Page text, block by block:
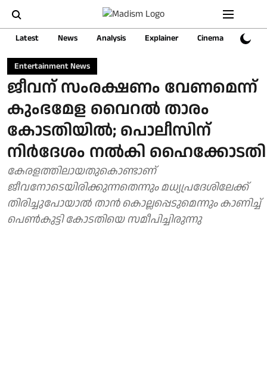
Latest News Analysis Explainer Cinema Sports
Entertainment News
ജീവന് സംരക്ഷണം വേണമെന്ന്
കുംഭമേള വൈറല്‍ താരം
കോടതിയില്‍; പൊലീസിന്
നിര്‍ദേശം നല്‍കി ഹൈക്കോടതി
കേരളത്തിലായതുകൊണ്ടാണ്
ജീവനോടെയിരിക്കുന്നതെന്നും മധ്യപ്രദേശിലേക്ക്
തിരിച്ചുപോയാൽ താൻ കൊല്ലപ്പെടുമെന്നും കാണിച്ച്
പെൺകുട്ടി കോടതിയെ സമീപിച്ചിരുന്നു